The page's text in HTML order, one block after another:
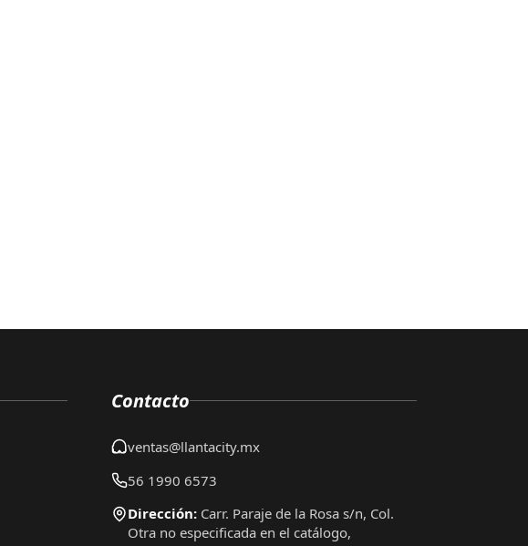
Contacto
ventas@llantacity.mx
56 1990 6573
Dirección: Carr. Paraje de la Rosa s/n, Col.
Otra no especificada en el catálogo,